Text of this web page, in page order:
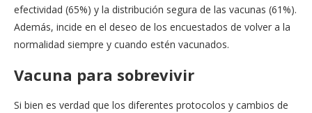
efectividad (65%) y la distribución segura de las vacunas (61%).
Además, incide en el deseo de los encuestados de volver a la
normalidad siempre y cuando estén vacunados.
Vacuna para sobrevivir
Si bien es verdad que los diferentes protocolos y cambios de